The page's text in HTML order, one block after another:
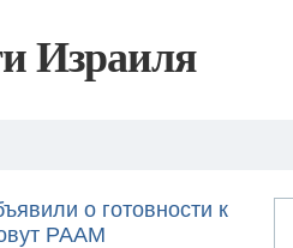
Израиля
о готовности к
РААМ